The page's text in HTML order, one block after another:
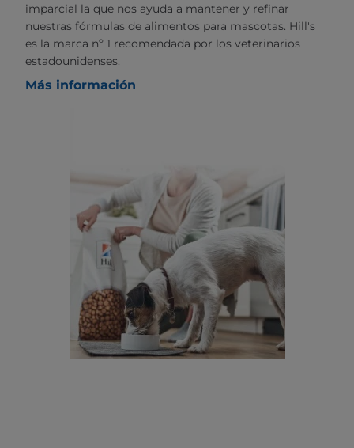
imparcial la que nos ayuda a mantener y refinar
nuestras fórmulas de alimentos para mascotas. Hill's
es la marca nº 1 recomendada por los veterinarios
estadounidenses.
Más información